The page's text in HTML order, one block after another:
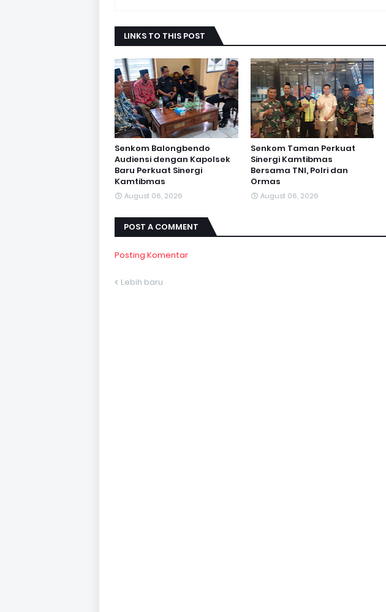
LINKS TO THIS POST
Senkom Balongbendo
Audiensi dengan Kapolsek
Baru Perkuat Sinergi
Kamtibmas
August 06, 2026
Senkom Taman Perkuat
Sinergi Kamtibmas
Bersama TNI, Polri dan
Ormas
August 06, 2026
POST A COMMENT
Posting Komentar
Lebih baru